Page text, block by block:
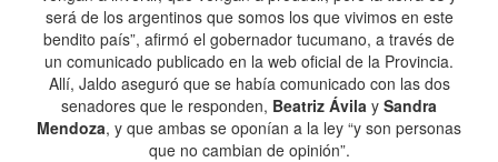
será de los argentinos que somos los que vivimos en este
bendito país”, afirmó el gobernador tucumano, a través de
un comunicado publicado en la web oficial de la Provincia.
Allí, Jaldo aseguró que se había comunicado con las dos
senadores que le responden, Beatriz Ávila y Sandra
Mendoza, y que ambas se oponían a la ley “y son personas
que no cambian de opinión”.